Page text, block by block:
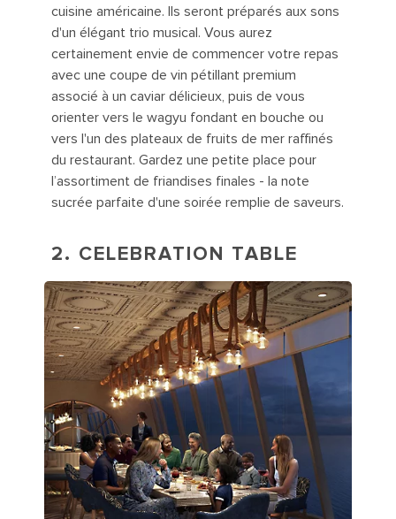
cuisine américaine. Ils seront préparés aux sons
d'un élégant trio musical. Vous aurez
certainement envie de commencer votre repas
avec une coupe de vin pétillant premium
associé à un caviar délicieux, puis de vous
orienter vers le wagyu fondant en bouche ou
vers l'un des plateaux de fruits de mer raffinés
du restaurant. Gardez une petite place pour
l’assortiment de friandises finales - la note
sucrée parfaite d'une soirée remplie de saveurs.
2. CELEBRATION TABLE